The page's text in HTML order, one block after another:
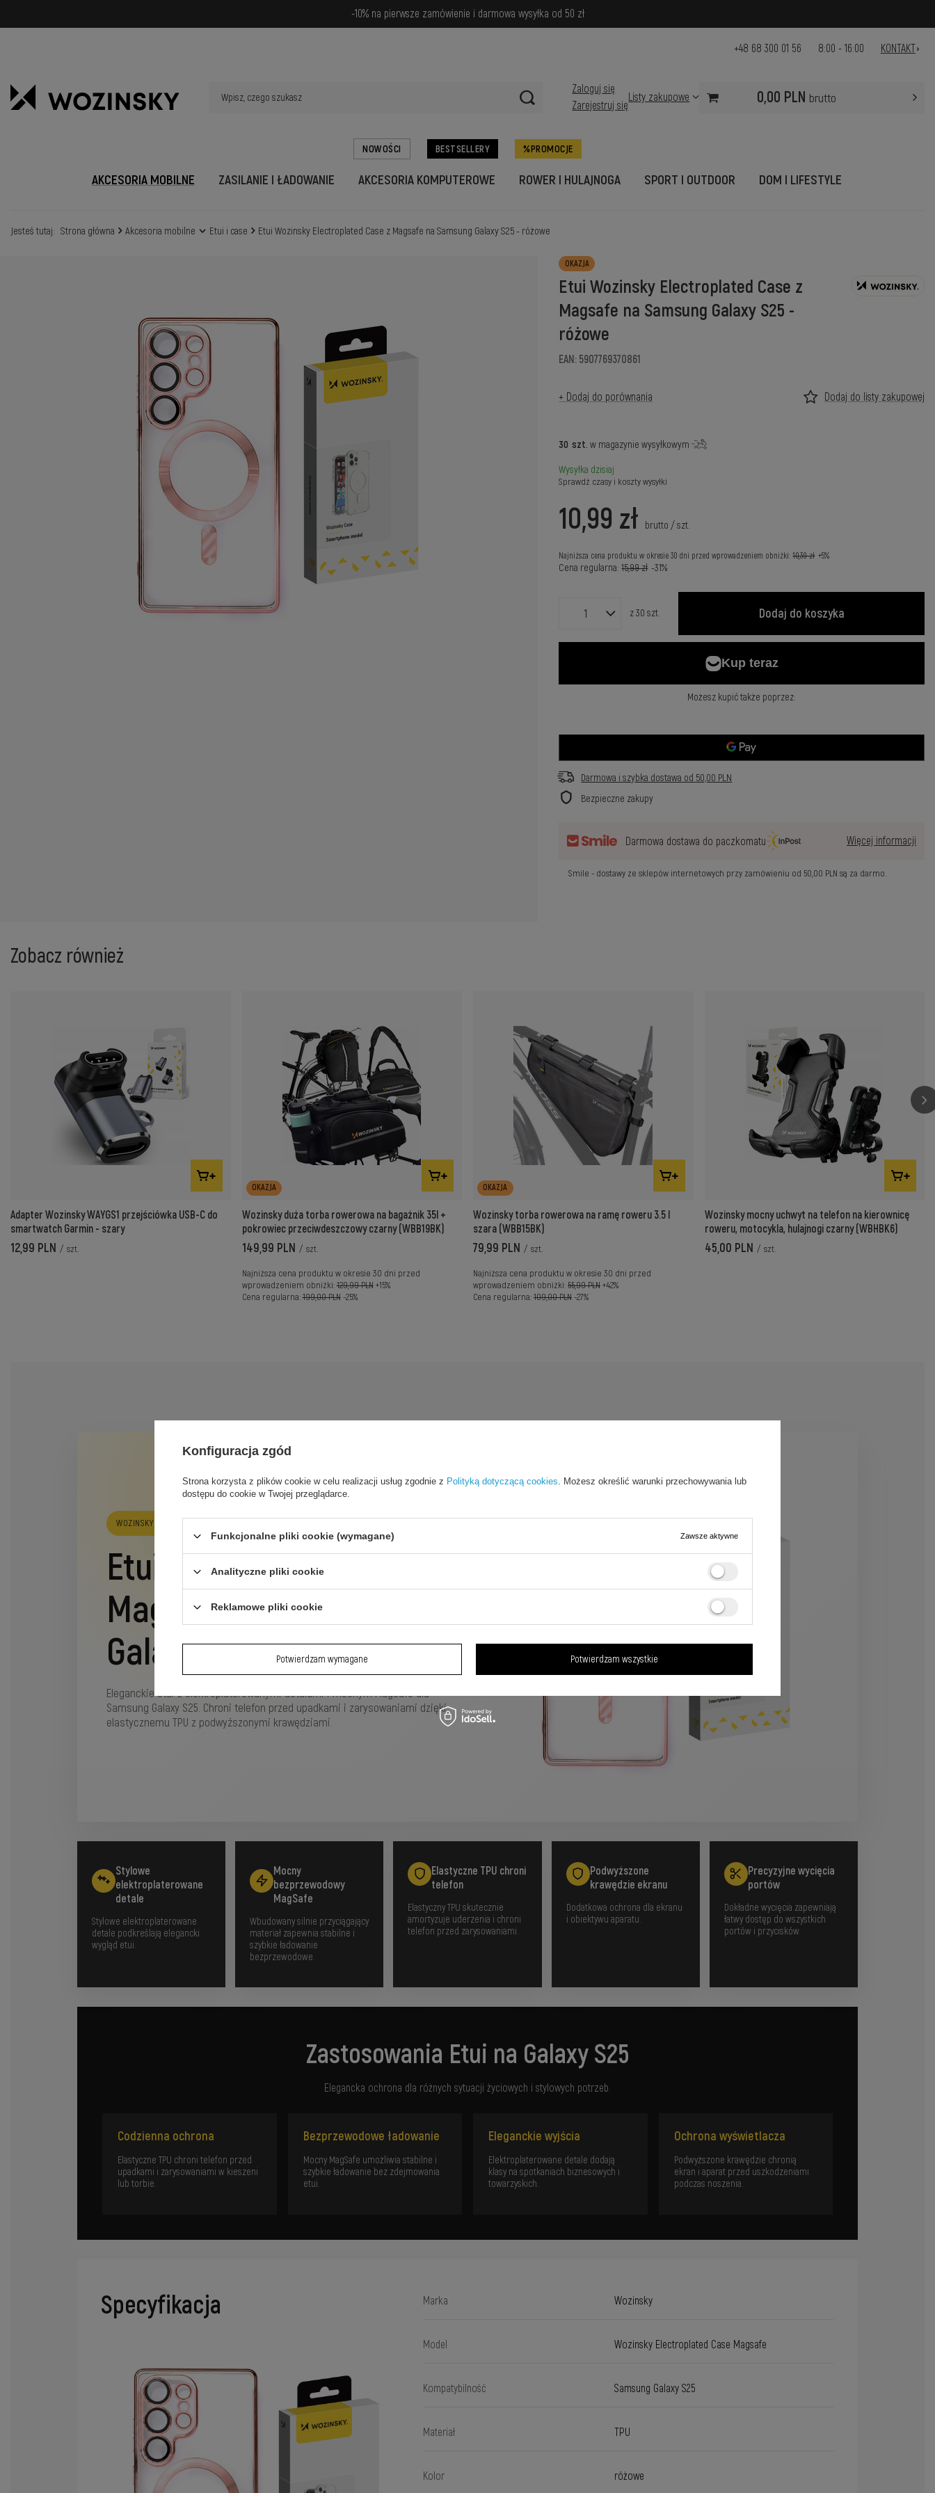
-10% na pierwsze zamówienie i darmowa wysyłka od 50 zł
+48 68 300 01 56 8:00 - 16:00 KONTAKT
Zaloguj się
Zarejestruj się
Listy zakupowe 0,00 PLN brutto
NOWOŚCI BESTSELLERY PROMOCJE
AKCESORIA MOBILNE ZASILANIE I ŁADOWANIE AKCESORIA KOMPUTEROWE ROWER I HULAJNOGA SPORT I OUTDOOR DOM I LIFESTYLE
Jesteś tutaj: Strona główna Akcesoria mobilne Etui i case Etui Wozinsky Electroplated Case z Magsafe na Samsung Galaxy S25 - różowe
OKAZJA
Etui Wozinsky Electroplated Case z
Magsafe na Samsung Galaxy S25 -
różowe
EAN: 5907769370861
+ Dodaj do porównania Dodaj do listy zakupowej
30 szt. w magazynie wysyłkowym
Wysyłka dzisiaj
Sprawdź czasy i koszty wysyłki
10,99 zł brutto /szt.
Najniższa cena produktu w okresie 30 dni przed wprowadzeniem obniżki:10,39 zł +5%
Cena regularna:15,99 zł -31%
z30szt. Dodaj do koszyka
Możesz kupić także poprzez:
Darmowa i szybka dostawa od 50,00 PLN
Bezpieczne zakupy
Darmowa dostawa do paczkomatu Więcej informacji
Smile - dostawy ze sklepów internetowych przy zamówieniu od 50,00 PLN są za darmo.
Zobacz również
Adapter Wozinsky WAYGS1 przejściówka USB-C do
smartwatch Garmin - szary
12,99 PLN / szt.
OKAZJA
Wozinsky duża torba rowerowa na bagażnik 35l +
pokrowiec przeciwdeszczowy czarny (WBB19BK)
149,99 PLN / szt.
Najniższa cena produktu w okresie 30 dni przed
wprowadzeniem obniżki:129,99 PLN +15%
Cena regularna:199,00 PLN -25%
OKAZJA
Wozinsky torba rowerowa na ramę roweru 3.5 l
szara (WBB15BK)
79,99 PLN / szt.
Najniższa cena produktu w okresie 30 dni przed
wprowadzeniem obniżki:55,99 PLN+42%
Cena regularna:109,00 PLN-27%
Wozinsky mocny uchwyt na telefon na kierownicę
roweru, motocykla, hulajnogi czarny (WBHBK6)
45,00 PLN / szt.
WOZINSKY ELECTROPLATED CASE MAGSAFE
Etui Electroplated Case z
Magsafe na Samsung
Galaxy S25
Eleganckie etui z elektroplaterowanymi detalami i mocnym MagSafe dla
Samsung Galaxy S25. Chroni telefon przed upadkami i zarysowaniami dzięki
elastycznemu TPU z podwyższonymi krawędziami.
Stylowe
elektroplaterowane
detale
Stylowe elektroplaterowane
detale podkreślają elegancki
wygląd etui.
Mocny
bezprzewodowy
MagSafe
Wbudowany silnie przyciągający
materiał zapewnia stabilne i
szybkie ładowanie
bezprzewodowe.
Elastyczne TPU chroni
telefon
Elastyczny TPU skutecznie
amortyzuje uderzenia i chroni
telefon przed zarysowaniami.
Podwyższone
krawędzie ekranu
Dodatkowa ochrona dla ekranu
i obiektywu aparatu.
Precyzyjne wycięcia
portów
Dokładne wycięcia zapewniają
łatwy dostęp do wszystkich
portów i przycisków.
Zastosowania Etui na Galaxy S25
Elegancka ochrona dla różnych sytuacji życiowych i stylowych potrzeb.
Codzienna ochrona
Elastyczne TPU chroni telefon przed
upadkami i zarysowaniami w kieszeni
lub torbie.
Bezprzewodowe ładowanie
Mocny MagSafe umożliwia stabilne i
szybkie ładowanie bez zdejmowania
etui.
Eleganckie wyjścia
Elektroplaterowane detale dodają
klasy na spotkaniach biznesowych i
towarzyskich.
Ochrona wyświetlacza
Podwyższone krawędzie chronią
ekran i aparat przed uszkodzeniami
podczas noszenia.
Specyfikacja Marka Wozinsky
Model Wozinsky Electroplated Case Magsafe
Kompatybilność Samsung Galaxy S25
Materiał TPU
Kolor różowe
Konfiguracja zgód
Strona korzysta z plików cookie w celu realizacji usług zgodnie z Polityką dotyczącą cookies. Możesz określić warunki przechowywania lub
dostępu do cookie w Twojej przeglądarce.
Funkcjonalne pliki cookie (wymagane) Zawsze aktywne
Analityczne pliki cookie
Reklamowe pliki cookie
Potwierdzam wymagane Potwierdzam wszystkie